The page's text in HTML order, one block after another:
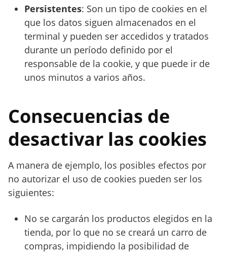
Persistentes: Son un tipo de cookies en el
que los datos siguen almacenados en el
terminal y pueden ser accedidos y tratados
durante un período definido por el
responsable de la cookie, y que puede ir de
unos minutos a varios años.
Consecuencias de
desactivar las cookies
A manera de ejemplo, los posibles efectos por
no autorizar el uso de cookies pueden ser los
siguientes:
No se cargarán los productos elegidos en la
tienda, por lo que no se creará un carro de
compras, impidiendo la posibilidad de